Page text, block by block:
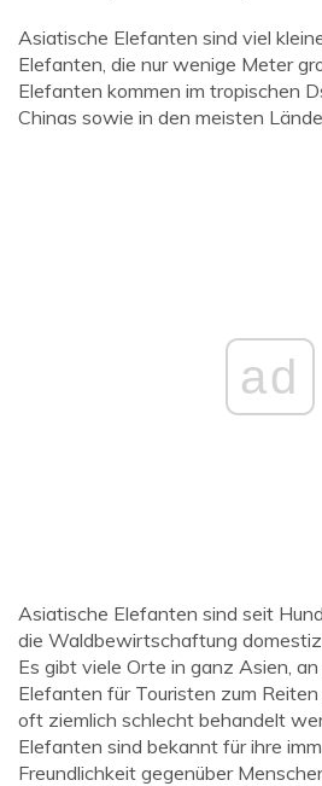
Asiatische Elefanten sind viel
Elefanten, die nur wenige Meter
Elefanten kommen im tropischen
Chinas sowie in den meisten
ad
Asiatische Elefanten sind seit
die Waldbewirtschaftung
Es gibt viele Orte in ganz Asien,
Elefanten für Touristen zum
oft ziemlich schlecht behandelt
Elefanten sind bekannt für ihre
Freundlichkeit gegenüber